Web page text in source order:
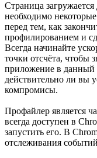
Страница
необходимо
перед тем, как
профилированием и
Всегда начинайте
точки отсчёта, чтобы
приложение в данный
действительно ли вы
компромисы.
Профайлер является
всегда доступен в
запустить его. В
отслеживания